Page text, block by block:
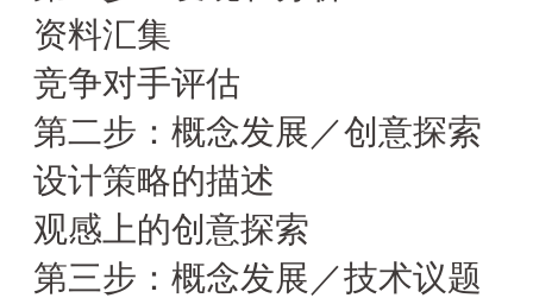
资料汇集
竞争对手评估
第二步：概念发展／创意探索
设计策略的描述
观感上的创意探索
第三步：概念发展／技术议题